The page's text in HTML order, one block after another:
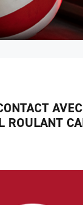
ROULANT